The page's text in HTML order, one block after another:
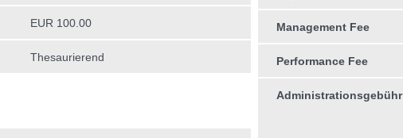
EUR 100.00
Thesaurierend
Management Fee
Performance Fee
Administrationsgebühr